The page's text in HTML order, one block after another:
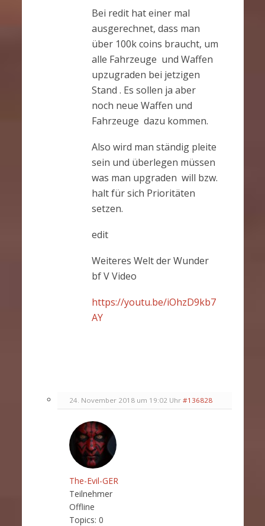
Bei redit hat einer mal
ausgerechnet, dass man
über 100k coins braucht, um
alle Fahrzeuge und Waffen
upzugraden bei jetzigen
Stand . Es sollen ja aber
noch neue Waffen und
Fahrzeuge dazu kommen.
Also wird man ständig pleite
sein und überlegen müssen
was man upgraden will bzw.
halt für sich Prioritäten
setzen.
edit
Weiteres Welt der Wunder
bf V Video
https://youtu.be/iOhzD9kb7
AY
24. November 2018 um 19:02 Uhr #136828
The-Evil-GER
Teilnehmer
Offline
Topics: 0